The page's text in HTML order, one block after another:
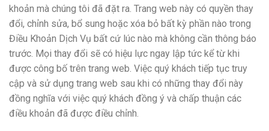
khoản mà chúng tôi đã đặt ra. Trang web này có quyền thay
đổi, chỉnh sửa, bổ sung hoặc xóa bỏ bất kỳ phần nào trong
Điều Khoản Dịch Vụ bất cứ lúc nào mà không cần thông báo
trước. Mọi thay đổi sẽ có hiệu lực ngay lập tức kể từ khi
được công bố trên trang web. Việc quý khách tiếp tục truy
cập và sử dụng trang web sau khi có những thay đổi này
đồng nghĩa với việc quý khách đồng ý và chấp thuận các
điều khoản đã được điều chỉnh.